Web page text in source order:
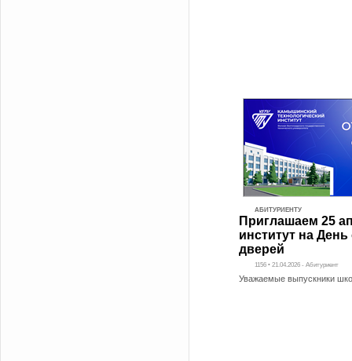
АБИТУРИЕНТУ
Приглашаем 25
институт на
дверей
1156 • 21.04.2026 - Абитуриент
Уважаемые выпускники